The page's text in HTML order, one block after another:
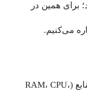
برای همین در
می‌کنیم.
ارائه‌دهندگان حرفه‌ای VPS، امکان ارتقاء آنی منابع (RAM، CPU،